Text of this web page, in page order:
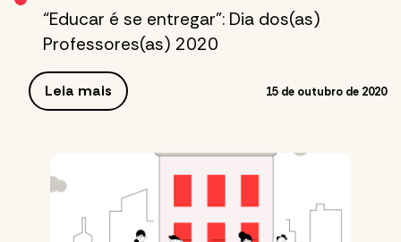
“Educar é se entregar”: Dia dos(as)
Professores(as) 2020
Leia mais 15 de outubro de 2020